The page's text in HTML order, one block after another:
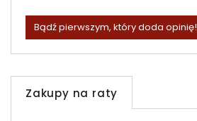
Bądź pierwszym, który doda opinię!
Zakupy na raty